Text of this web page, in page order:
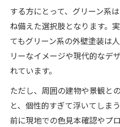
する方にとって、グリーン系
ね備えた選択肢となります。
てもグリーン系の外壁塗装は
リーなイメージや現代的なデ
れています。
ただし、周囲の建物や景観と
と、個性的すぎて浮いてしま
前に現地での色見本確認やプ